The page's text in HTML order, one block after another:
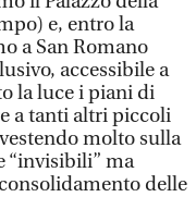
e, entro la
a San Romano
accessibile a
la luce i piani di
a tanti altri piccoli
molto sulla
“invisibili” ma
delle